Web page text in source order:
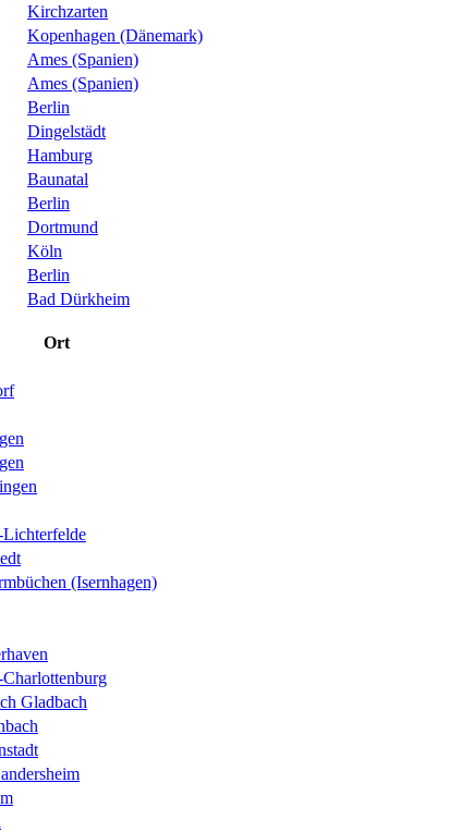
Kirchzarten
Kopenhagen (Dänemark)
Ames (Spanien)
Ames (Spanien)
Berlin
Dingelstädt
Hamburg
Baunatal
Berlin
Dortmund
Köln
Berlin
Bad Dürkheim
Ort
(Isernhagen)
Gladbach